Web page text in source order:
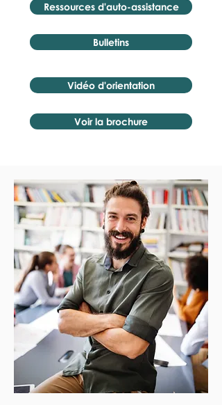
Ressources d'auto-assistance
Bulletins
Vidéo d'orientation
Voir la brochure